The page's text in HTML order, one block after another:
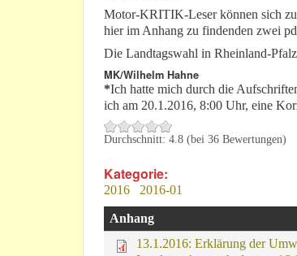
Motor-KRITIK-Leser können sich
hier im Anhang zu findenden zwei
Die Landtagswahl in Rheinland-
MK/Wilhelm Hahne
*Ich hatte mich durch die
ich am 20.1.2016, 8:00 Uhr, eine
Durchschnitt: 4.8 (bei 36 Bewertungen)
Kategorie:
2016 2016-01
Anhang
13.1.2016: Erklärung der